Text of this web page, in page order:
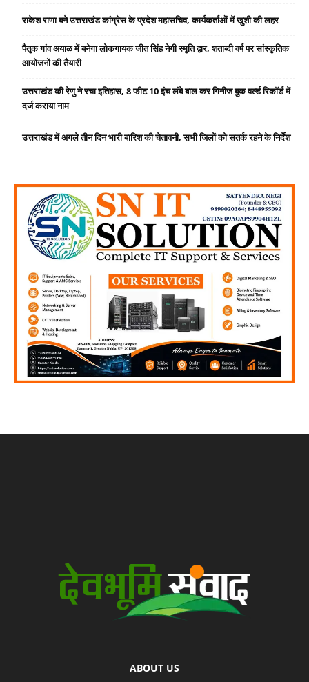
राकेश राणा बने उत्तराखंड कांग्रेस के प्रदेश महासचिव, कार्यकर्ताओं में खुशी की लहर
पैतृक गांव अयाळ में बनेगा लोकगायक जीत सिंह नेगी स्मृति द्वार, शताब्दी वर्ष पर सांस्कृतिक
आयोजनों की तैयारी
उत्तराखंड की रेणु ने रचा इतिहास, 8 फीट 10 इंच लंबे बाल कर गिनीज बुक वर्ल्ड रिकॉर्ड में
दर्ज कराया नाम
उत्तराखंड में अगले तीन दिन भारी बारिश की चेतावनी, सभी जिलों को सतर्क रहने के निर्देश
ABOUT US